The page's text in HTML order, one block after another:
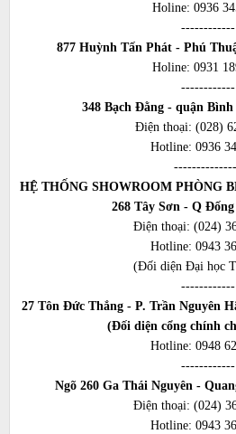
Holine: 0936
------------
877 Huỳnh Tấn Phát - Phú
Holine: 0931
------------
348 Bạch Đằng - quận
Điện thoại: (028)
Hotline: 0936
HỆ THỐNG SHOWROOM PHÒNG
268 Tây Sơn - Q
Điện thoại: (024)
Hotline: 0943
(Đối diện Đại học
------------
27 Tôn Đức Thắng - P. Trần Nguyên
(Đối diện cổng chính
Hotline: 0948
------------
Ngõ 260 Ga Thái Nguyên -
Điện thoại: (024)
Hotline: 0943